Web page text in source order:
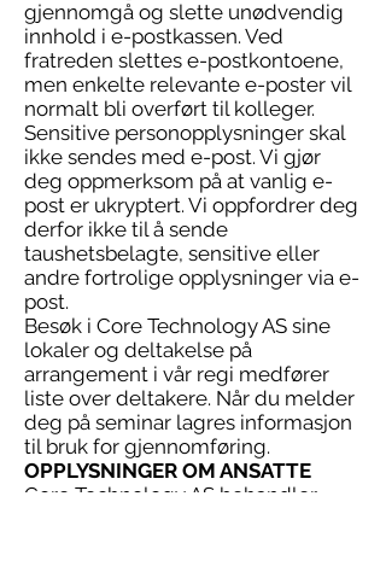
gjennomgå og slette unødvendig
innhold i e-postkassen. Ved
fratreden slettes e-postkontoene,
men enkelte relevante e-poster vil
normalt bli overført til kolleger.
Sensitive personopplysninger skal
ikke sendes med e-post. Vi gjør
deg oppmerksom på at vanlig e-
post er ukryptert. Vi oppfordrer deg
derfor ikke til å sende
taushetsbelagte, sensitive eller
andre fortrolige opplysninger via e-
post.
Besøk i Core Technology AS sine
lokaler og deltakelse på
arrangement i vår regi medfører
liste over deltakere. Når du melder
deg på seminar lagres informasjon
til bruk for gjennomføring.
OPPLYSNINGER OM ANSATTE
Core Technology AS behandler